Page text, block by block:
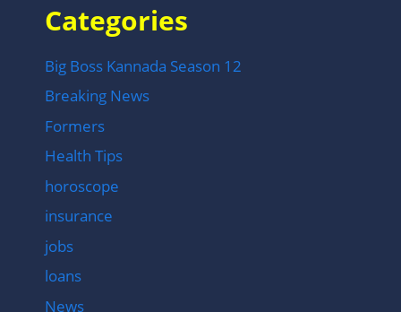
Categories
Big Boss Kannada Season 12
Breaking News
Formers
Health Tips
horoscope
insurance
jobs
loans
News